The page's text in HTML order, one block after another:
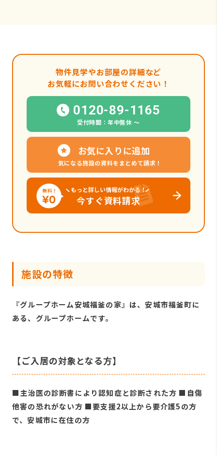
物件見学やお部屋の詳細など
お気軽にお問い合わせください！
0120-89-1165
受付時間：年中無休 〜
お気に入りに追加
気になる施設の資料をまとめて請求！
もっと詳しい情報がわかる！
今すぐ資料請求
施設の特徴
『グループホーム安城福釜の家』は、安城市福釜町に
ある、グループホームです。
【ご入居の対象となる方】
■主治医の診断書により認知症と診断された方 ■自傷
他害の恐れがない方 ■要支援2以上から要介護5の方
で、安城市に在住の方